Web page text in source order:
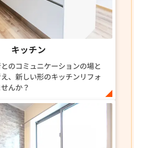
キッチン
とのコミュニケーションの場と
、新しい形のキッチンリフォ
んか？